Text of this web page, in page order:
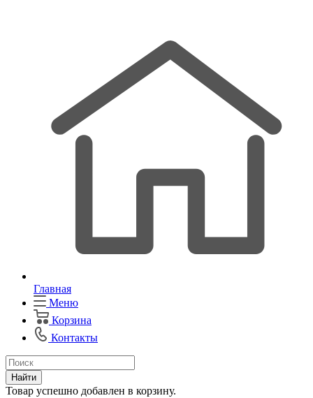
Главная
Меню
Корзина
Контакты
Найти
Товар успешно добавлен в корзину.